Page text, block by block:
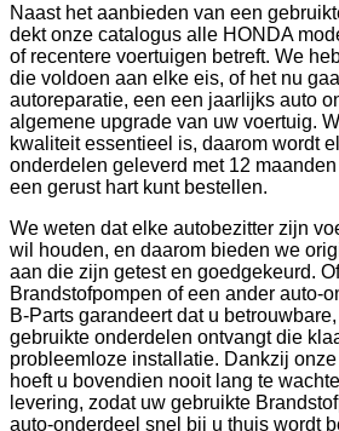
Naast het aanbieden van een
dekt onze catalogus alle HONDA
of recentere voertuigen betreft. We
die voldoen aan elke eis, of het nu
autoreparatie, een een jaarlijks auto
algemene upgrade van uw voertuig.
kwaliteit essentieel is, daarom wordt
onderdelen geleverd met 12
een gerust hart kunt bestellen.
We weten dat elke autobezitter zijn
wil houden, en daarom bieden we
aan die zijn getest en goedgekeurd.
Brandstofpompen of een ander auto-
B-Parts garandeert dat u
gebruikte onderdelen ontvangt die
probleemloze installatie. Dankzij
hoeft u bovendien nooit lang te
levering, zodat uw gebruikte
auto-onderdeel snel bij u thuis wordt